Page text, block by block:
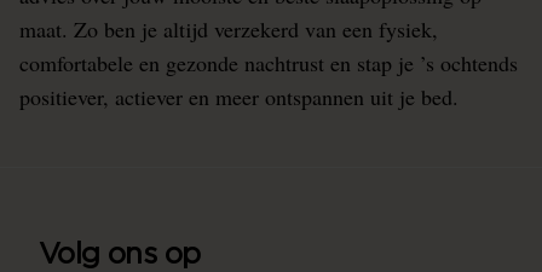
maat. Zo ben je altijd verzekerd van een fysiek,
comfortabele en gezonde nachtrust en stap je ’s ochtends
positiever, actiever en meer ontspannen uit je bed.
Volg ons op